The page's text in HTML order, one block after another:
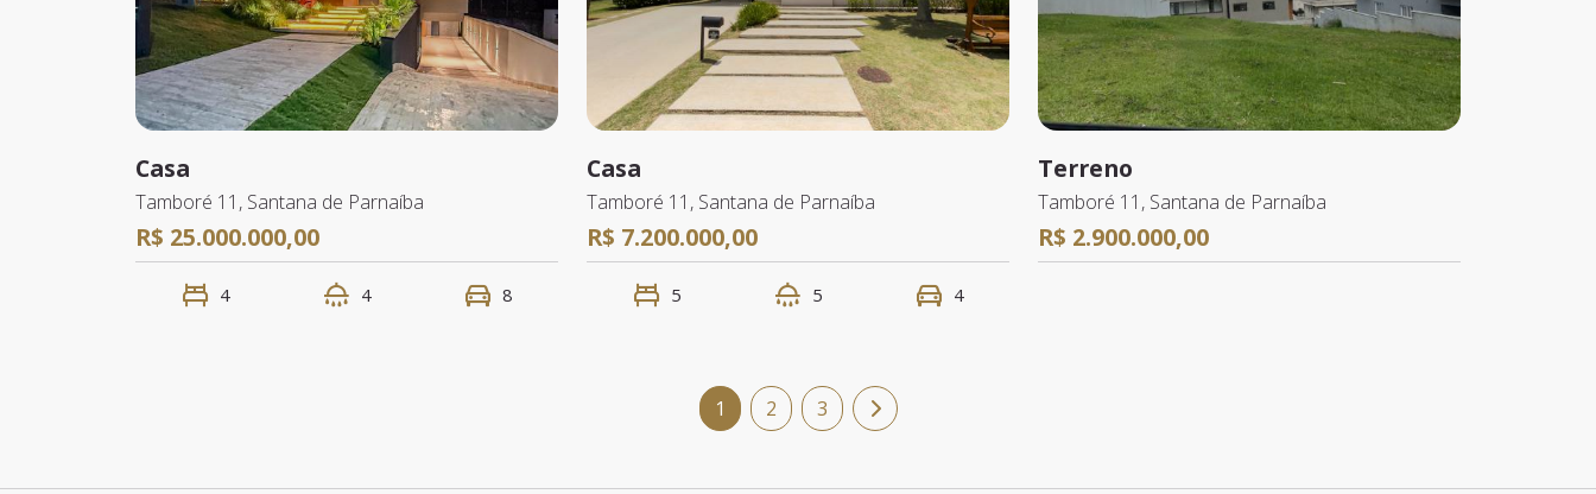
Casa
Tamboré 11, Santana de Parnaíba
R$ 25.000.000,00
4 4 8
Casa
Tamboré 11, Santana de Parnaíba
R$ 7.200.000,00
5 5 4
Terreno
Tamboré 11, Santana de Parnaíba
R$ 2.900.000,00
1 2 3